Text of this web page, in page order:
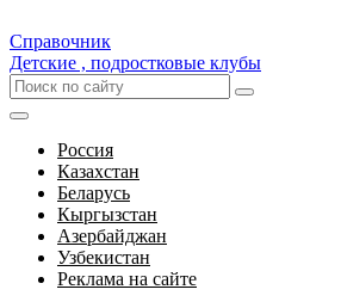
Справочник
Детские , подростковые клубы
Россия
Казахстан
Беларусь
Кыргызстан
Азербайджан
Узбекистан
Реклама на сайте